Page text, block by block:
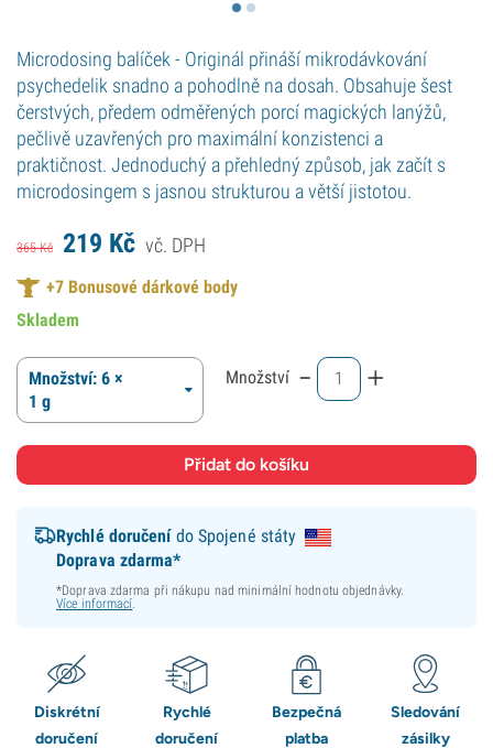
Microdosing balíček - Originál přináší mikro­dávkování
psychedelik snadno a pohodlně na dosah. Obsahuje šest
čerstvých, předem odměřených porcí magických lanýžů,
pečlivě uzavřených pro maximální konzistenci a
praktičnost. Jednoduchý a přehledný způsob, jak začít s
microdosingem s jasnou strukturou a větší jistotou.
365Kč 219 Kč vč. DPH
+7 Bonusové dárkové body
Skladem
Množství: 6 ×
1 g
Množství - +
Rychlé doručenído Spojené státy
Doprava zdarma*
*Doprava zdarma při nákupu nad minimální hodnotu objednávky.
Více informací.
Diskrétní
doručení
Rychlé
doručení
Bezpečná
platba
Sledování
zásilky